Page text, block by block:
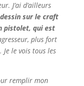
J’ai d’ailleurs
sur le craft
pistolet, qui est
plus fort
le vois tous les
remplir mon